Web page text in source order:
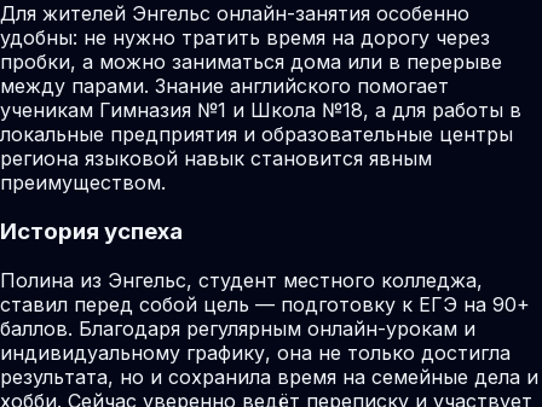
Для жителей Энгельс онлайн-занятия особенно
удобны: не нужно тратить время на дорогу через
пробки, а можно заниматься дома или в перерыве
между парами. Знание английского помогает
ученикам Гимназия №1 и Школа №18, а для работы в
локальные предприятия и образовательные центры
региона языковой навык становится явным
преимуществом.
История успеха
Полина из Энгельс, студент местного колледжа,
ставил перед собой цель — подготовку к ЕГЭ на 90+
баллов. Благодаря регулярным онлайн-урокам и
индивидуальному графику, она не только достигла
результата, но и сохранила время на семейные дела и
хобби. Сейчас уверенно ведёт переписку и участвует